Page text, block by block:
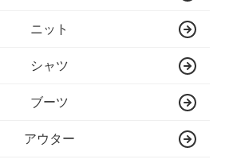
ニット
シャツ
ブーツ
アウター